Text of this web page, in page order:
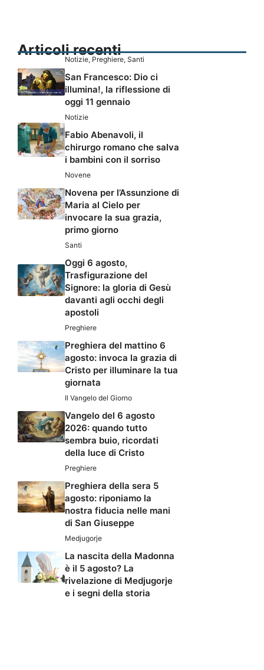
Articoli recenti
Notizie, Preghiere, Santi
San Francesco: Dio ci
illumina!, la riflessione di
oggi 11 gennaio
Notizie
Fabio Abenavoli, il
chirurgo romano che salva
i bambini con il sorriso
Novene
Novena per l’Assunzione di
Maria al Cielo per
invocare la sua grazia,
primo giorno
Santi
Oggi 6 agosto,
Trasfigurazione del
Signore: la gloria di Gesù
davanti agli occhi degli
apostoli
Preghiere
Preghiera del mattino 6
agosto: invoca la grazia di
Cristo per illuminare la tua
giornata
Il Vangelo del Giorno
Vangelo del 6 agosto
2026: quando tutto
sembra buio, ricordati
della luce di Cristo
Preghiere
Preghiera della sera 5
agosto: riponiamo la
nostra fiducia nelle mani
di San Giuseppe
Medjugorje
La nascita della Madonna
è il 5 agosto? La
rivelazione di Medjugorje
e i segni della storia